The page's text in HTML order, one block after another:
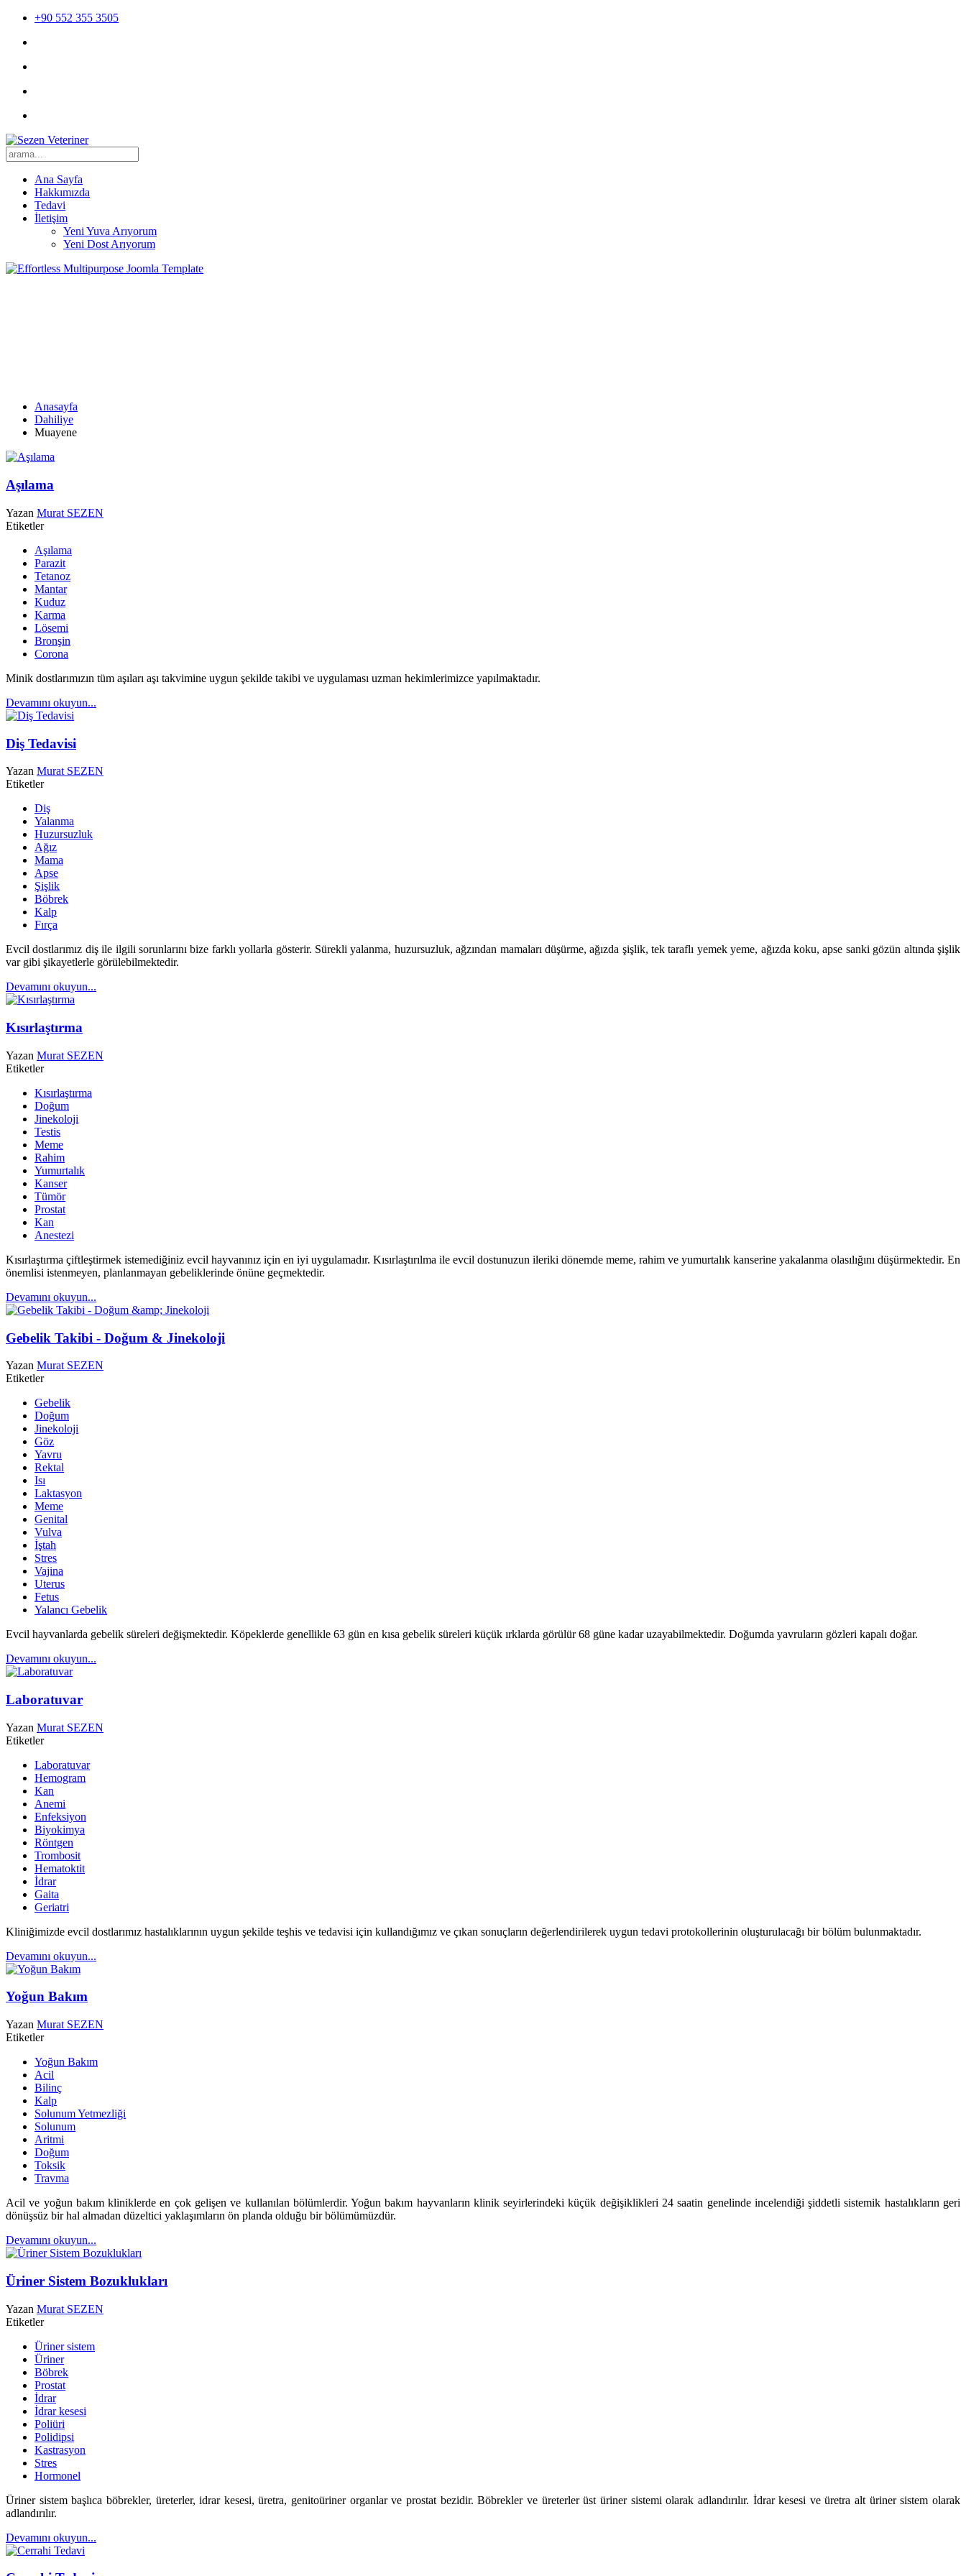
+90 552 355 3505
Ana Sayfa
Hakkımızda
Tedavi
İletişim
Yeni Yuva Arıyorum
Yeni Dost Arıyorum
Anasayfa
Dahiliye
Muayene
Aşılama
Yazan Murat SEZEN
Etiketler
Aşılama
Parazit
Tetanoz
Mantar
Kuduz
Karma
Lösemi
Bronşin
Corona
Minik dostlarımızın tüm aşıları aşı takvimine uygun şekilde takibi ve uygulaması uzman hekimlerimizce yapılmaktadır.
Devamını okuyun...
Diş Tedavisi
Yazan Murat SEZEN
Etiketler
Diş
Yalanma
Huzursuzluk
Ağız
Mama
Apse
Şişlik
Böbrek
Kalp
Fırça
Evcil dostlarımız diş ile ilgili sorunlarını bize farklı yollarla gösterir. Sürekli yalanma, huzursuzluk, ağzından mamaları düşürme, ağızda şişlik, tek taraflı yemek yeme, ağızda koku, apse sanki gözün altında şişlik
var gibi şikayetlerle görülebilmektedir.
Devamını okuyun...
Kısırlaştırma
Yazan Murat SEZEN
Etiketler
Kısırlaştırma
Doğum
Jinekoloji
Testis
Meme
Rahim
Yumurtalık
Kanser
Tümör
Prostat
Kan
Anestezi
Kısırlaştırma çiftleştirmek istemediğiniz evcil hayvanınız için en iyi uygulamadır. Kısırlaştırılma ile evcil dostunuzun ileriki dönemde meme, rahim ve yumurtalık kanserine yakalanma olasılığını düşürmektedir. En
önemlisi istenmeyen, planlanmayan gebeliklerinde önüne geçmektedir.
Devamını okuyun...
Gebelik Takibi - Doğum & Jinekoloji
Yazan Murat SEZEN
Etiketler
Gebelik
Doğum
Jinekoloji
Göz
Yavru
Rektal
Isı
Laktasyon
Meme
Genital
Vulva
İştah
Stres
Vajina
Uterus
Fetus
Yalancı Gebelik
Evcil hayvanlarda gebelik süreleri değişmektedir. Köpeklerde genellikle 63 gün en kısa gebelik süreleri küçük ırklarda görülür 68 güne kadar uzayabilmektedir. Doğumda yavruların gözleri kapalı doğar.
Devamını okuyun...
Laboratuvar
Yazan Murat SEZEN
Etiketler
Laboratuvar
Hemogram
Kan
Anemi
Enfeksiyon
Biyokimya
Röntgen
Trombosit
Hematoktit
İdrar
Gaita
Geriatri
Kliniğimizde evcil dostlarımız hastalıklarının uygun şekilde teşhis ve tedavisi için kullandığımız ve çıkan sonuçların değerlendirilerek uygun tedavi protokollerinin oluşturulacağı bir bölüm bulunmaktadır.
Devamını okuyun...
Yoğun Bakım
Yazan Murat SEZEN
Etiketler
Yoğun Bakım
Acil
Bilinç
Kalp
Solunum Yetmezliği
Solunum
Aritmi
Doğum
Toksik
Travma
Acil ve yoğun bakım kliniklerde en çok gelişen ve kullanılan bölümlerdir. Yoğun bakım hayvanların klinik seyirlerindeki küçük değişiklikleri 24 saatin genelinde incelendiği şiddetli sistemik hastalıkların geri
dönüşsüz bir hal almadan düzeltici yaklaşımların ön planda olduğu bir bölümümüzdür.
Devamını okuyun...
Üriner Sistem Bozuklukları
Yazan Murat SEZEN
Etiketler
Üriner sistem
Üriner
Böbrek
Prostat
İdrar
İdrar kesesi
Poliüri
Polidipsi
Kastrasyon
Stres
Hormonel
Üriner sistem başlıca böbrekler, üreterler, idrar kesesi, üretra, genitoüriner organlar ve prostat bezidir. Böbrekler ve üreterler üst üriner sistemi olarak adlandırılır. İdrar kesesi ve üretra alt üriner sistem olarak
adlandırılır.
Devamını okuyun...